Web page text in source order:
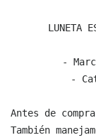
LUNETA
-
-
Antes de
También